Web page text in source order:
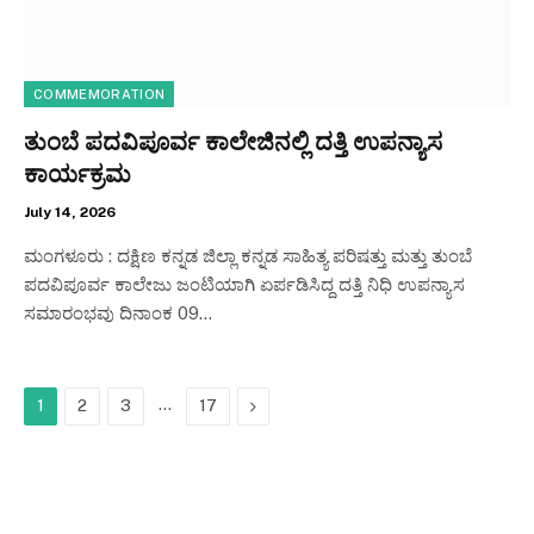
COMMEMORATION
ತುಂಬೆ ಪದವಿಪೂರ್ವ ಕಾಲೇಜಿನಲ್ಲಿ ದತ್ತಿ ಉಪನ್ಯಾಸ
ಕಾರ್ಯಕ್ರಮ
July 14, 2026
ಮಂಗಳೂರು : ದಕ್ಷಿಣ ಕನ್ನಡ ಜಿಲ್ಲಾ ಕನ್ನಡ ಸಾಹಿತ್ಯ ಪರಿಷತ್ತು ಮತ್ತು ತುಂಬೆ
ಪದವಿಪೂರ್ವ ಕಾಲೇಜು ಜಂಟಿಯಾಗಿ ಏರ್ಪಡಿಸಿದ್ದ ದತ್ತಿ ನಿಧಿ ಉಪನ್ಯಾಸ
ಸಮಾರಂಭವು ದಿನಾಂಕ 09…
1 2 3 … 17 Next